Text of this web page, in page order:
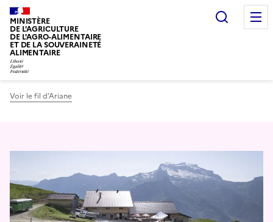
MINISTÈRE
DE L'AGRICULTURE
DE L'AGRO-ALIMENTAIRE
ET DE LA SOUVERAINETÉ
ALIMENTAIRE
Voir le fil d’Ariane